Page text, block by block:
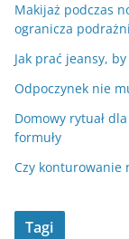
Makijaż podczas
ogranicza
Jak prać jeansy,
Odpoczynek nie
Domowy rytuał
formuły
Czy konturowanie
Tagi